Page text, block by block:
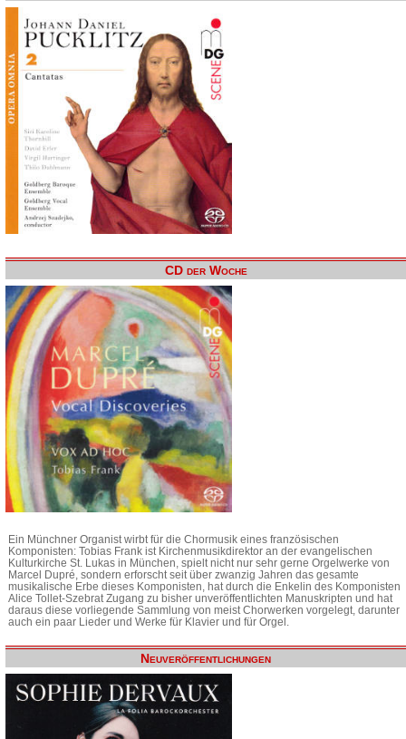
CD der Woche
Ein Münchner Organist wirbt für die Chormusik eines französischen
Komponisten: Tobias Frank ist Kirchenmusikdirektor an der evangelischen
Kulturkirche St. Lukas in München, spielt nicht nur sehr gerne Orgelwerke von
Marcel Dupré, sondern erforscht seit über zwanzig Jahren das gesamte
musikalische Erbe dieses Komponisten, hat durch die Enkelin des Komponisten
Alice Tollet-Szebrat Zugang zu bisher unveröffentlichten Manuskripten und hat
daraus diese vorliegende Sammlung von meist Chorwerken vorgelegt, darunter
auch ein paar Lieder und Werke für Klavier und für Orgel.
Neuveröffentlichungen